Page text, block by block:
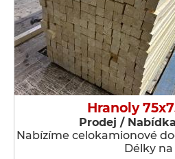
Hranoly
Prodej /
Nabízíme celokamionové
Délky